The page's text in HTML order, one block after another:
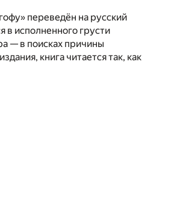
переведён на русский
в исполненного грусти
— в поисках причины
книга читается так, как